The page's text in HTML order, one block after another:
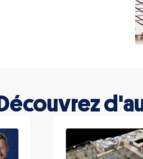
Découvrez